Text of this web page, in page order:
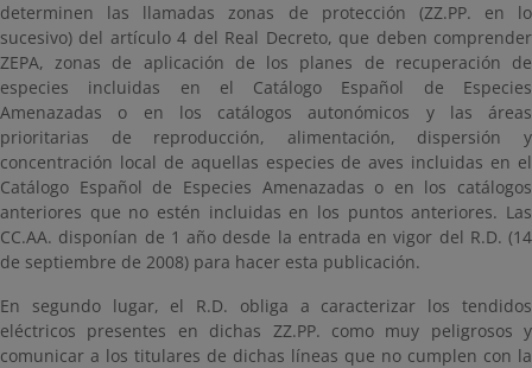
determinen las llamadas zonas de protección (ZZ.PP. en lo
sucesivo) del artículo 4 del Real Decreto, que deben comprender
ZEPA, zonas de aplicación de los planes de recuperación de
especies incluidas en el Catálogo Español de Especies
Amenazadas o en los catálogos autonómicos y las áreas
prioritarias de reproducción, alimentación, dispersión y
concentración local de aquellas especies de aves incluidas en el
Catálogo Español de Especies Amenazadas o en los catálogos
anteriores que no estén incluidas en los puntos anteriores. Las
CC.AA. disponían de 1 año desde la entrada en vigor del R.D. (14
de septiembre de 2008) para hacer esta publicación.
En segundo lugar, el R.D. obliga a caracterizar los tendidos
eléctricos presentes en dichas ZZ.PP. como muy peligrosos y
comunicar a los titulares de dichas líneas que no cumplen con la